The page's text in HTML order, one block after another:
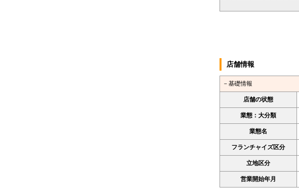
店舗情報
－基礎情報
店舗の状態
業態：大分類
業態名
フランチャイズ区分
立地区分
営業開始年月